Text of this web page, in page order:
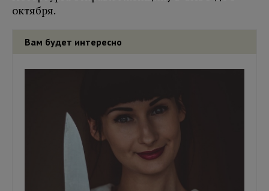
октября.
Вам будет интересно